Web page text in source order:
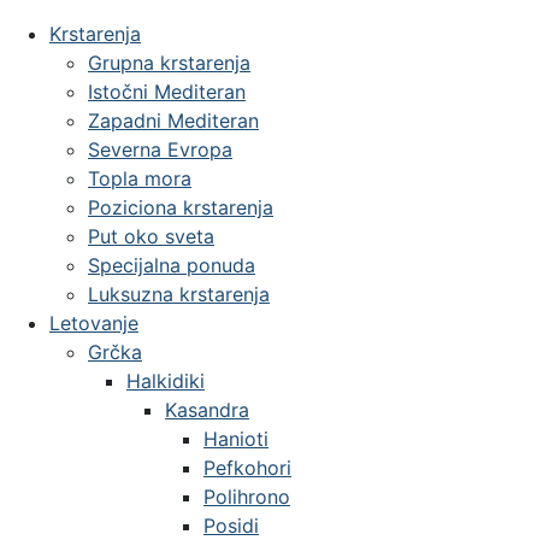
Krstarenja
Grupna krstarenja
Istočni Mediteran
Zapadni Mediteran
Severna Evropa
Topla mora
Poziciona krstarenja
Put oko sveta
Specijalna ponuda
Luksuzna krstarenja
Letovanje
Grčka
Halkidiki
Kasandra
Hanioti
Pefkohori
Polihrono
Posidi